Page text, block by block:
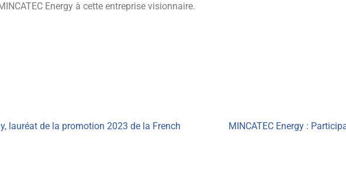
Energy à cette entreprise visionnaire.
lauréat de la promotion 2023 de la French
MINCATEC Energy :